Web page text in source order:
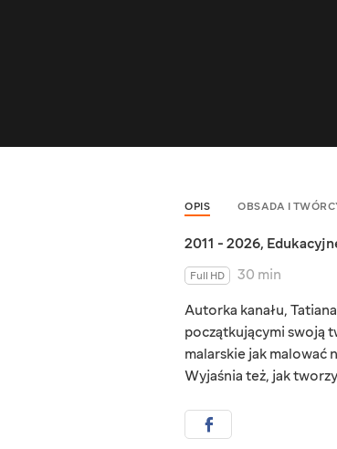
OPIS OBSADA I
2011 - 2026,
Full HD
30 min
Autorka kanału,
początkującymi swoją
malarskie jak malować
Wyjaśnia też, jak